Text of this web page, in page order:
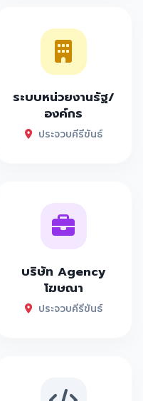
ระบบหน่วยงานรัฐ/
องค์กร
ประจวบคีรีขันธ์
บริษัท Agency
โฆษณา
ประจวบคีรีขันธ์